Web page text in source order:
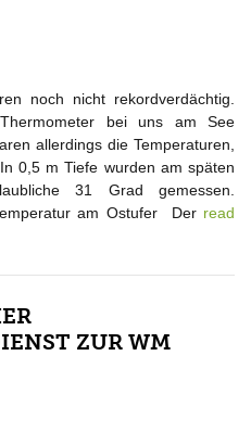
noch nicht rekordverdächtig.
bei uns am See
allerdings die Temperaturen,
0,5 m Tiefe wurden am späten
31 Grad gemessen.
am Ostufer Der read
ZUR WM